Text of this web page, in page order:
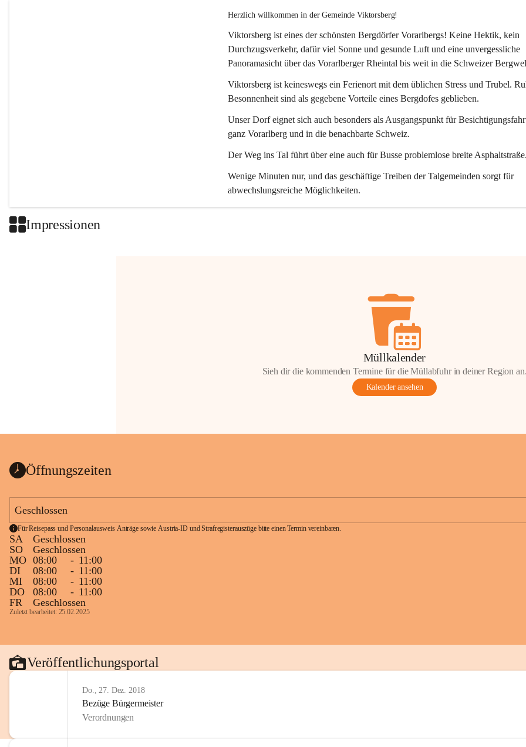
Herzlich willkommen in der Gemeinde Viktorsberg!
Viktorsberg ist eines der schönsten Bergdörfer Vorarlbergs! Keine Hektik, kein
Durchzugsverkehr, dafür viel Sonne und gesunde Luft und eine unvergessliche
Panoramasicht über das Vorarlberger Rheintal bis weit in die Schweizer
Viktorsberg ist keineswegs ein Ferienort mit dem üblichen Stress und Trubel.
Besonnenheit sind als gegebene Vorteile eines Bergdofes geblieben.
Unser Dorf eignet sich auch besonders als Ausgangspunkt für
ganz Vorarlberg und in die benachbarte Schweiz.
Der Weg ins Tal führt über eine auch für Busse problemlose breite
Wenige Minuten nur, und das geschäftige Treiben der Talgemeinden sorgt für
abwechslungsreiche Möglichkeiten.
Impressionen
Müllkalender
Sieh dir die kommenden Termine für die Müllabfuhr in deiner Region
Kalender ansehen
Öffnungszeiten
Geschlossen
Für Reisepass und Personalausweis Anträge sowie Austria-ID und Strafregisterauszüge bitte einen Termin vereinbaren.
SA
Geschlossen
SO
Geschlossen
MO 08:00 - 11:00
DI
08:00 - 11:00
MI
08:00 - 11:00
DO
08:00 - 11:00
FR
Geschlossen
Zuletzt bearbeitet: 25.02.2025
Veröffentlichungsportal
Do., 27. Dez. 2018
Bezüge Bürgermeister
Verordnungen